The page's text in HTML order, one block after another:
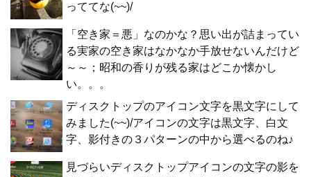
っててな(~~)/
「空き家＝悪」なのかな？思い出が詰まってい
る実家の空き家はなかなか手放せないんだけど
～～；昭和の香りが残る家はどこか懐かし
い。。。
ディスクトップのアイコン文字を黒文字にして
みました(~~)/アイコンの文字は黒文字、白文
字、影付きの３パターンの中から選べるのね♪
見づらいディスクトップアイコンの文字の影を